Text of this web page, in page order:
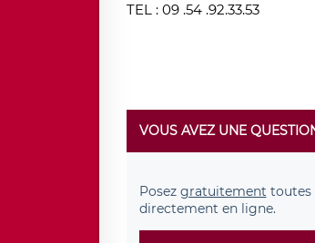
TEL : 09 .54 .92.33.53
VOUS AVEZ UNE
Posez gratuitement toutes
directement en ligne.